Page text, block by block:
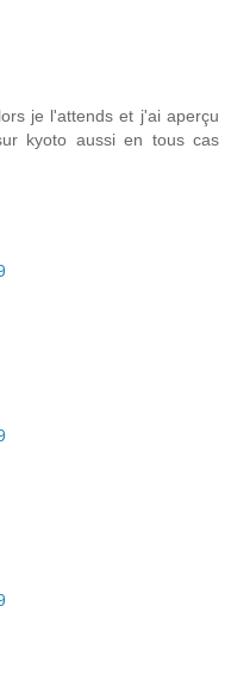
je l'attends et j'ai aperçu
kyoto aussi en tous cas